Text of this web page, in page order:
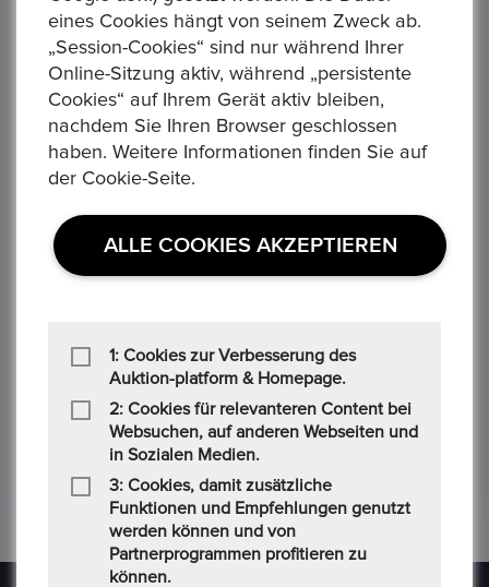
Ähnliche Produkte
150,00 €
Alle Verhandlungen
‹ ›
eines Cookies hängt von seinem Zweck ab.
„Session-Cookies“ sind nur während Ihrer
Online-Sitzung aktiv, während „persistente
Cookies“ auf Ihrem Gerät aktiv bleiben,
nachdem Sie Ihren Browser geschlossen
haben. Weitere Informationen finden Sie auf
der Cookie-Seite.
ALLE COOKIES AKZEPTIEREN
1: Cookies zur Verbesserung des
Auktion-platform & Homepage.
2: Cookies für relevanteren Content bei
Websuchen, auf anderen Webseiten und
in Sozialen Medien.
3: Cookies, damit zusätzliche
Funktionen und Empfehlungen genutzt
werden können und von
Partnerprogrammen profitieren zu
können.